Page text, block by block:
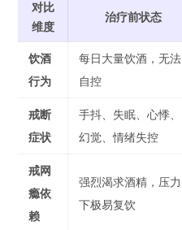
对比
维度
治疗前状态
饮酒
行为
每日大量饮酒，无法
自控
戒断
症状
手抖、失眠、心悸、
幻觉、情绪失控
戒网
瘾依
赖
强烈渴求酒精，压力
下极易复饮